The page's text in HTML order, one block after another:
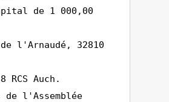
de 1 000,00
l'Arnaudé, 32810
RCS Auch.
de l'Assemblée